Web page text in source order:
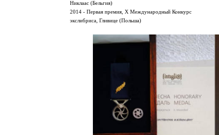
Никлаас (Бельгия)
2014 - Первая премия, Х Международный Конкурс
экслибриса, Гливице (Польша)